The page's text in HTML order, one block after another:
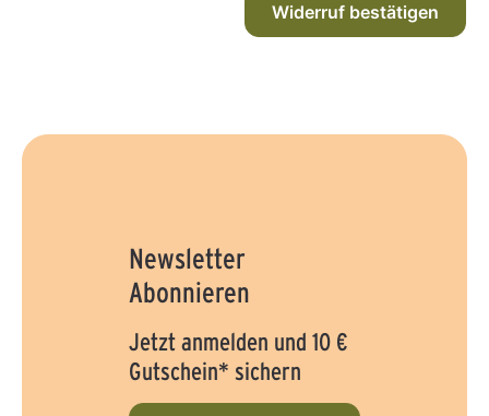
Widerruf bestätigen
Newsletter
Abonnieren
Jetzt anmelden und 10 €
Gutschein* sichern